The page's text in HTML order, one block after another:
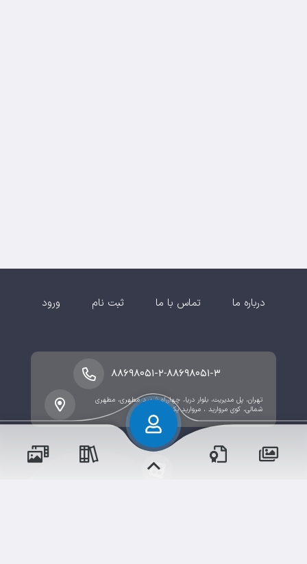
درباره ما تماس با ما ثبت نام ورود
تهران، پل مدیریت، بلوار دریا، چهارراه شهید مطهری، مطهری
شمالی، کوی مروارید ، مروارید یکم -پلاک 2
۸۸۶۹۸۰۵۱-۳-۸۸۶۹۸۰۵۱-۲